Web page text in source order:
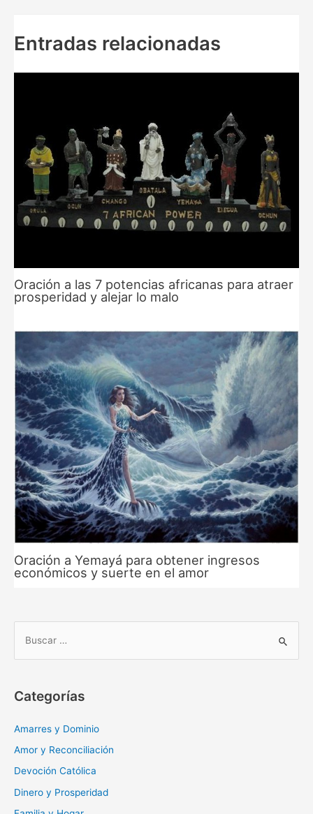
Entradas relacionadas
Oración a las 7 potencias africanas para atraer
prosperidad y alejar lo malo
Oración a Yemayá para obtener ingresos
económicos y suerte en el amor
r
Categorías
Amarres y Dominio
Amor y Reconciliación
Devoción Católica
Dinero y Prosperidad